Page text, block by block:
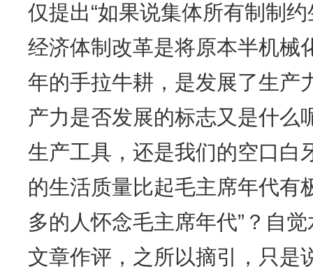
仅提出“如果说集体所有制制
经济体制改革是将原本半机械
年的手拉牛耕，是发展了生产
产力是否发展的标志又是什么
生产工具，还是我们的空口白
的生活质量比起毛主席年代有
多的人怀念毛主席年代”？自
文章作评，之所以摘引，只是